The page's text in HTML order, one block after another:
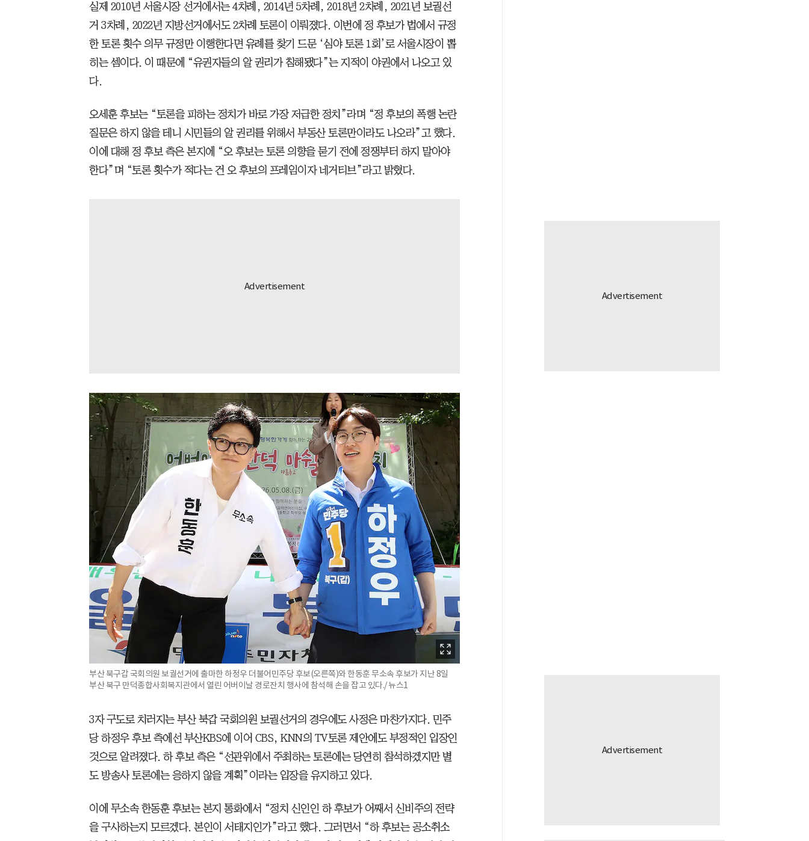
실제 2010년 서울시장 선거에서는 4차례, 2014년 5차례, 2018년 2차례, 2021년 보궐선
거 3차례, 2022년 지방선거에서도 2차례 토론이 이뤄졌다. 이번에 정 후보가 법에서 규정
한 토론 횟수 의무 규정만 이행한다면 유례를 찾기 드문 ‘심야 토론 1회’로 서울시장이 뽑
히는 셈이다. 이 때문에 “유권자들의 알 권리가 침해됐다”는 지적이 야권에서 나오고 있
다.
오세훈 후보는 “토론을 피하는 정치가 바로 가장 저급한 정치”라며 “정 후보의 폭행 논란
질문은 하지 않을 테니 시민들의 알 권리를 위해서 부동산 토론만이라도 나오라”고 했다.
이에 대해 정 후보 측은 본지에 “오 후보는 토론 의향을 묻기 전에 정쟁부터 하지 말아야
한다”며 “토론 횟수가 적다는 건 오 후보의 프레임이자 네거티브”라고 밝혔다.
부산 북구갑 국회의원 보궐선거에 출마한 하정우 더불어민주당 후보(오른쪽)와 한동훈 무소속 후보가 지난 8일
부산 북구 만덕종합사회복지관에서 열린 어버이날 경로잔치 행사에 참석해 손을 잡고 있다./ 뉴스1
3자 구도로 치러지는 부산 북갑 국회의원 보궐선거의 경우에도 사정은 마찬가지다. 민주
당 하정우 후보 측에선 부산KBS에 이어 CBS, KNN의 TV토론 제안에도 부정적인 입장인
것으로 알려졌다. 하 후보 측은 “선관위에서 주최하는 토론에는 당연히 참석하겠지만 별
도 방송사 토론에는 응하지 않을 계획”이라는 입장을 유지하고 있다.
이에 무소속 한동훈 후보는 본지 통화에서 “정치 신인인 하 후보가 어째서 신비주의 전략
을 구사하는지 모르겠다. 본인이 서태지인가”라고 했다. 그러면서 “하 후보는 공소취소